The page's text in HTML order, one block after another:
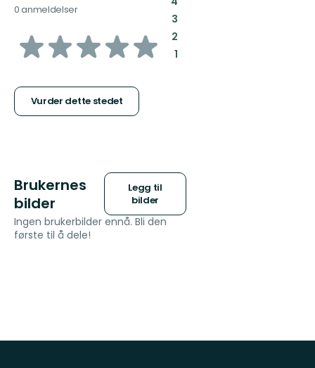
0 anmeldelser
av
stjerner
Vurder dette stedet
3:
2:
1:
Brukernes
bilder
Legg til
bilder
Ingen brukerbilder ennå. Bli den
første til å dele!